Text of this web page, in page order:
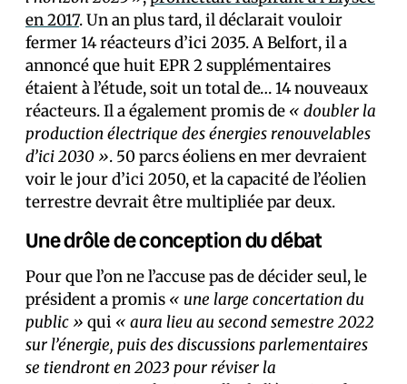
en 2017. Un an plus tard, il déclarait vouloir
fermer 14 réacteurs d’ici 2035. A Belfort, il a
annoncé que huit EPR 2 supplémentaires
étaient à l’étude, soit un total de… 14 nouveaux
réacteurs. Il a également promis de « doubler la
production électrique des énergies renouvelables
d’ici 2030 ». 50 parcs éoliens en mer devraient
voir le jour d’ici 2050, et la capacité de l’éolien
terrestre devrait être multipliée par deux.
Une drôle de conception du débat
Pour que l’on ne l’accuse pas de décider seul, le
président a promis « une large concertation du
public » qui « aura lieu au second semestre 2022
sur l’énergie, puis des discussions parlementaires
se tiendront en 2023 pour réviser la